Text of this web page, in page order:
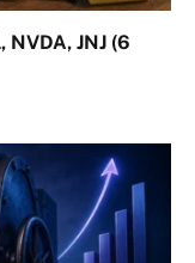
NVDA, JNJ (6